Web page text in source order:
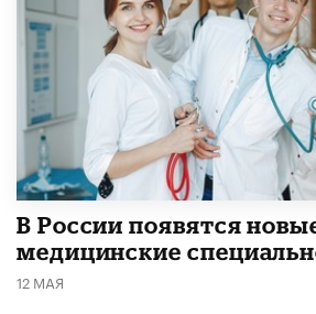
В России появятся
медицинские
12 МАЯ